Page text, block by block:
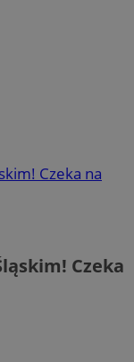
Czeka na
Czeka